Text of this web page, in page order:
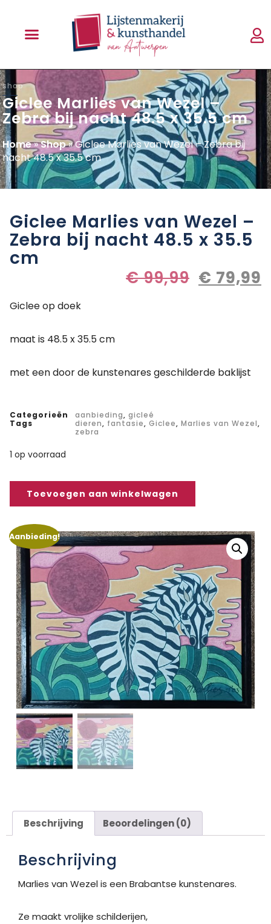
shop
Giclee Marlies van Wezel –
Zebra bij nacht 48.5 x 35.5 cm
Home»Shop»Giclee Marlies van Wezel – Zebra bij
nacht 48.5 x 35.5 cm
Giclee Marlies van Wezel –
Zebra bij nacht 48.5 x 35.5
cm
€99,99 € 79,99
Giclee op doek
maat is 48.5 x 35.5 cm
met een door de kunstenares geschilderde baklijst
Categorieën aanbieding, gicleé
Tags
dieren, fantasie, Giclee, Marlies van Wezel,
zebra
1 op voorraad
Toevoegen aan winkelwagen
Aanbieding!
Beschrijving Beoordelingen (0)
Beschrijving
Marlies van Wezel is een Brabantse kunstenares.
Ze maakt vrolijke schilderijen,